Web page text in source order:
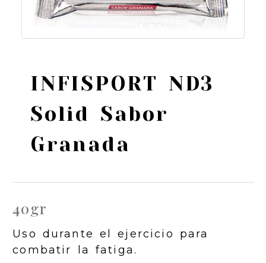
INFISPORT ND3
Solid Sabor
Granada
40gr
Uso durante el ejercicio para
combatir la fatiga.